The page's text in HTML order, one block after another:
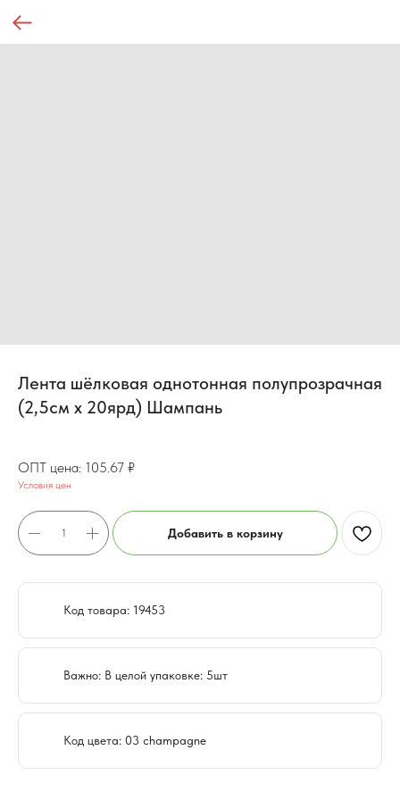
Лента шёлковая однотонная полупрозрачная
(2,5см х 20ярд) Шампань
105.67 ₽
Условия цен
Добавить в корзину
Код товара: 19453
Важно: В целой упаковке: 5шт
Код цвета: 03 champagne